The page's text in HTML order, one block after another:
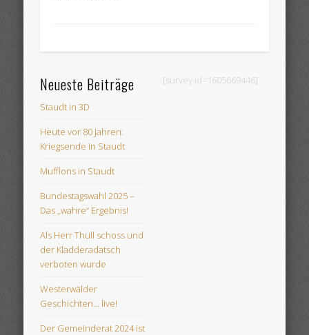
Neueste Beiträge
Staudt in 3D
Heute vor 80 Jahren:
Kriegsende in Staudt
Mufflons in Staudt
Bundestagswahl 2025 –
Das „wahre“ Ergebnis!
Als Herr Thull schoss und
der Kladderadatsch
verboten wurde
Westerwälder
Geschichten… live!
Der Gemeinderat 2024 ist
[survey id=1605669446]